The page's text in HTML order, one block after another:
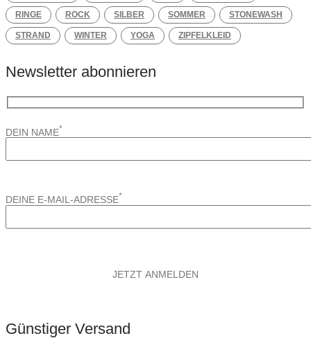
RINGE ROCK SILBER SOMMER STONEWASH
STRAND WINTER YOGA ZIPFELKLEID
Newsletter abonnieren
DEIN NAME*
DEINE E-MAIL-ADRESSE*
Günstiger Versand